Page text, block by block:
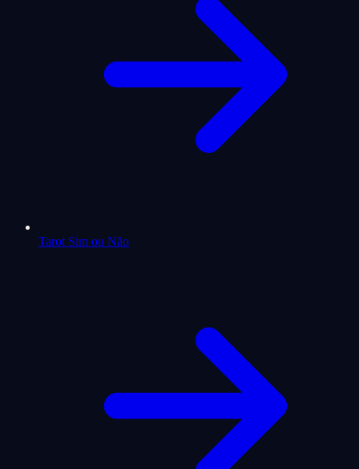
Tarot Sim ou Não